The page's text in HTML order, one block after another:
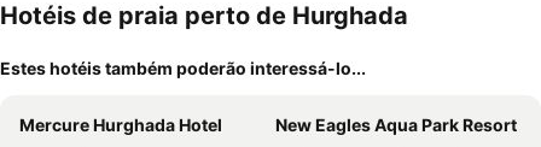
Hotéis de praia perto de Hurghada
Estes hotéis também poderão interessá-lo...
Mercure Hurghada Hotel
New Eagles Aqua Park Resort